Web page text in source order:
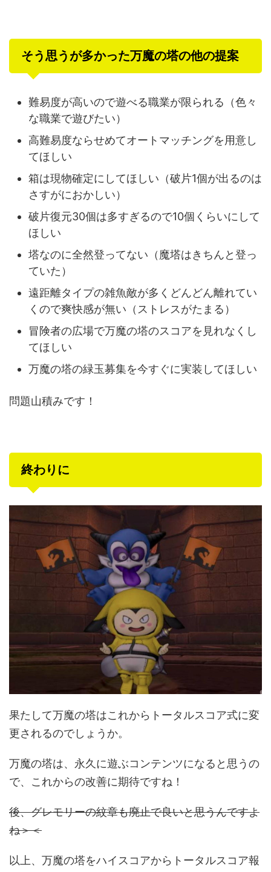
そう思うが多かった万魔の塔の他の提案
難易度が高いので遊べる職業が限られる（色々
な職業で遊びたい）
高難易度ならせめてオートマッチングを用意し
てほしい
箱は現物確定にしてほしい（破片1個が出るのは
さすがにおかしい）
破片復元30個は多すぎるので10個くらいにして
ほしい
塔なのに全然登ってない（魔塔はきちんと登っ
ていた）
遠距離タイプの雑魚敵が多くどんどん離れてい
くので爽快感が無い（ストレスがたまる）
冒険者の広場で万魔の塔のスコアを見れなくし
てほしい
万魔の塔の緑玉募集を今すぐに実装してほしい
問題山積みです！
終わりに
果たして万魔の塔はこれからトータルスコア式に変
更されるのでしょうか。
万魔の塔は、永久に遊ぶコンテンツになると思うの
で、これからの改善に期待ですね！
後、グレモリーの紋章も廃止で良いと思うんですよ
ね＞＜
以上、万魔の塔をハイスコアからトータルスコア報